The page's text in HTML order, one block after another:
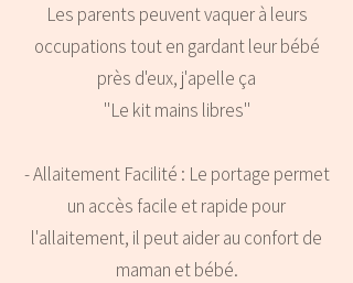
Les parents peuvent vaquer à leurs
occupations tout en gardant leur bébé
près d'eux, j'apelle ça
"Le kit mains libres"
- Allaitement Facilité : Le portage permet
un accès facile et rapide pour
l'allaitement, il peut aider au confort de
maman et bébé.